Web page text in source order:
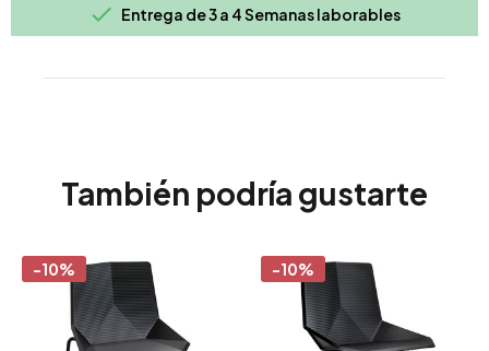
 Entrega de 3 a 4 Semanas laborables
También podría gustarte
-10% -10%